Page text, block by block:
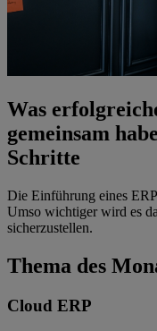
Was
gemeinsam
Schritte
Die Einführung eines
Umso wichtiger wird es
sicherzustellen.
Thema des
Cloud ERP